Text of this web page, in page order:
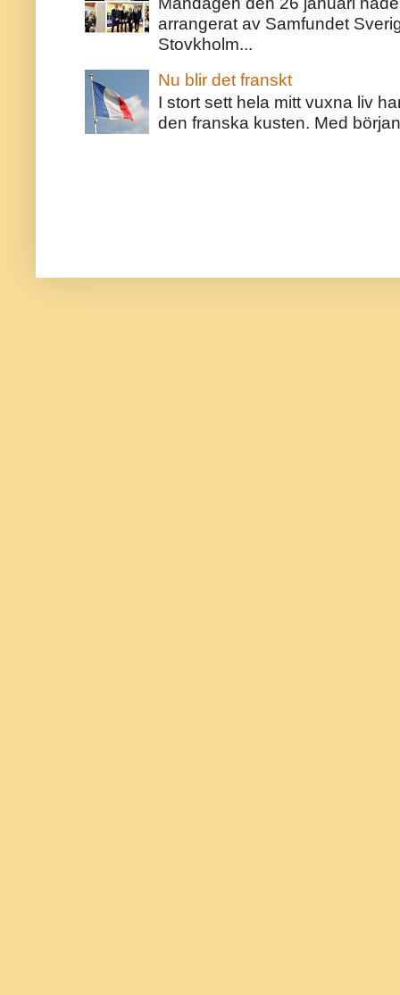
arrangerat av Samfundet
Stovkholm...
Nu blir det franskt
I stort sett hela mitt vuxna liv
den franska kusten. Med